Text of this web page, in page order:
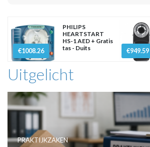
€1008.26
PHILIPS
HEARTSTART
HS-1 AED + Gratis
tas - Duits
€949.59
Uitgelicht
PRAKTIJKZAKEN